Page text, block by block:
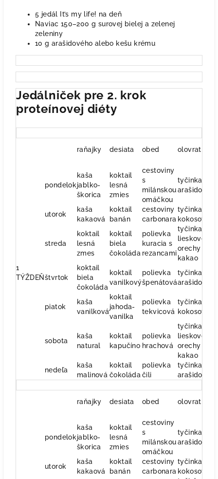
5 jedál It’s my life! na deň
Naviac 150–200 g surovej bielej a zelenej
zeleniny
10 g arašidového alebo kešu krému
Jedálniček pre 2. krok
proteínovej diéty
raňajky desiata obed olovrat
1
TÝŽDEŇ
pondelok
kaša
jablko-
škorica
koktail
lesná
zmies
cestoviny
s
milánskou
omáčkou
tyčinka
arašidova
utorok
kaša
kakaová
koktail
banán
cestoviny
carbonara
tyčinka
kokosová
streda
koktail
lesná
zmes
koktail
biela
čokoláda
polievka
kuracia s
rezancami
tyčinka
lieskove
orechy a
kakao
štvrtok
koktail
biela
čokoláda
koktail
vanilkový
polievka
špenátová
tyčinka
arašidová
piatok
kaša
vanilková
koktail
jahoda-
vanilka
polievka
tekvicová
tyčinka
kokosová
sobota
kaša
natural
koktail
kapučíno
polievka
hrachová
tyčinka
lieskove
orechy a
kakao
nedeľa
kaša
malinová
koktail
čokoláda
polievka
čili
tyčinka
arašidova
raňajky desiata obed olovrat
pondelok
kaša
jablko-
škorica
koktail
lesná
zmies
cestoviny
s
milánskou
omáčkou
tyčinka
arašidova
utorok
kaša
kakaová
koktail
banán
cestoviny
carbonara
tyčinka
kokosová